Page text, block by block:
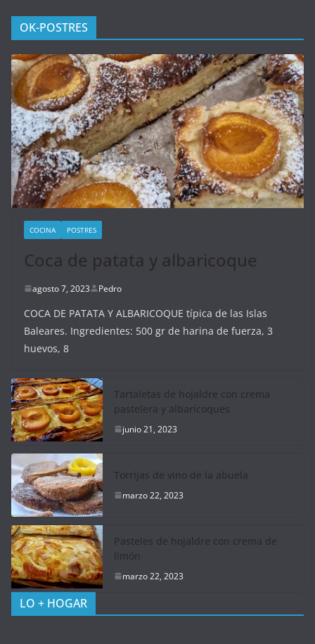
OK-POSTRES
COCINA POSTRES
Coca de patata y albaricoque
agosto 7, 2023 Pedro
COCA DE PATATA Y ALBARICOQUE típica de las Islas
Baleares. Ingredientes: 500 gr de harina de fuerza, 3
huevos, 8
Tartaletas de hojaldre con crema
pastelera y albaricoques
junio 21, 2023
Torrijas de vino de la abuela
marzo 22, 2023
Pasteles de hojaldre con crema de
limón
marzo 22, 2023
LO + HOGAR